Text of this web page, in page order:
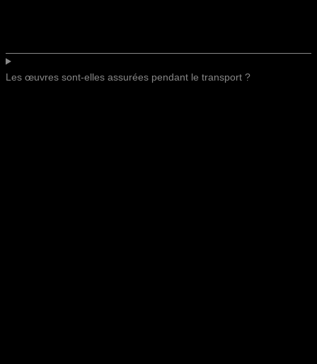
Les œuvres sont-elles assurées pendant le transport ?